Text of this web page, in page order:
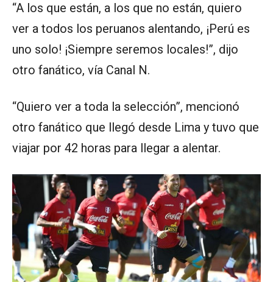
“A los que están, a los que no están, quiero
ver a todos los peruanos alentando, ¡Perú es
uno solo! ¡Siempre seremos locales!”, dijo
otro fanático, vía Canal N.
“Quiero ver a toda la selección”, mencionó
otro fanático que llegó desde Lima y tuvo que
viajar por 42 horas para llegar a alentar.